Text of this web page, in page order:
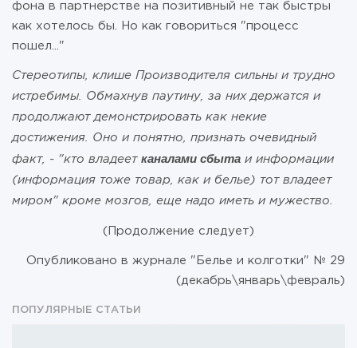
фона в партнерстве на позитивный не так быстры
как хотелось бы. Но как говориться "процесс
пошел..."
Стереотипы, клише Производителя сильны и трудно
истребимы. Обмахнув паутину, за них держатся и
продолжают демонстрировать как некие
достижения. Оно и понятно, признать очевидный
факт, - "кто владеет каналами сбыта и информации
(информация тоже товар, как и белье) тот владеет
миром" кроме мозгов, еще надо иметь и мужество.
(Продолжение следует)
Опубликовано в журнале "Белье и колготки" № 29
(декабрь\январь\февраль)
ПОПУЛЯРНЫЕ СТАТЬИ